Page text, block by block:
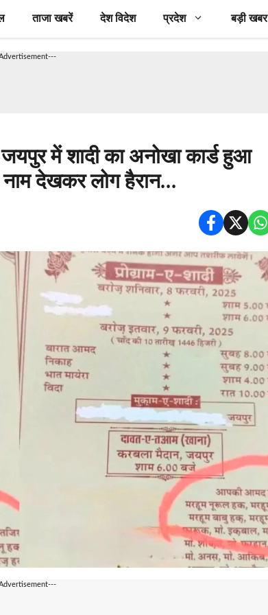
ताजा खबरें देश विदेश प्रदेश बड़ी खबर
में शादी का अनोखा कार्ड हुआ
देखकर लोग हैरान…